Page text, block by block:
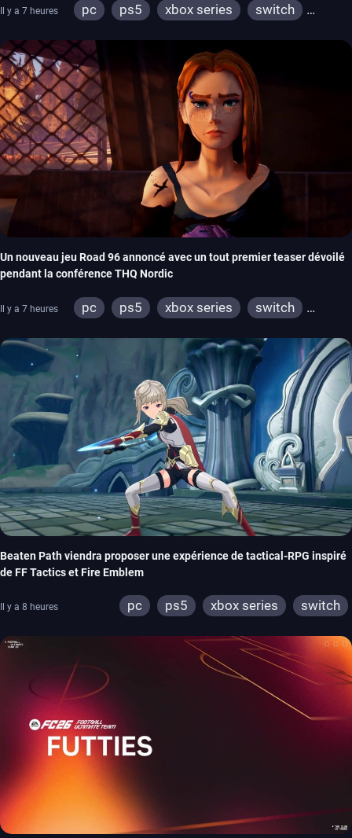
Il y a 7 heures pc ps5 xbox series
switch
Un nouveau jeu Road 96 annoncé avec un tout premier teaser dévoilé
pendant la conférence THQ Nordic
Il y a 7 heures pc ps5 xbox series
switch
Beaten Path viendra proposer une expérience de tactical-RPG inspiré
de FF Tactics et Fire Emblem
Il y a 8 heures pc ps5 xbox series switch